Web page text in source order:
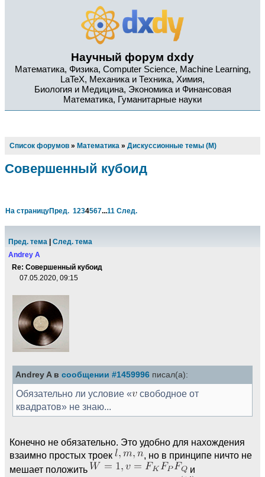
Научный форум dxdy
Математика, Физика, Computer Science, Machine Learning,
LaTeX, Механика и Техника, Химия,
Биология и Медицина, Экономика и Финансовая
Математика, Гуманитарные науки
Список форумов » Математика » Дискуссионные темы (М)
Совершенный кубоид
На страницуПред. 1234567...11 След.
Пред. тема
След. тема
Andrey A
Re: Совершенный кубоид
07.05.2020, 09:15
Andrey A в сообщении #1459996 писал(а):
Обязательно ли условие «
свободное от
квадратов» не знаю...
Конечно не обязательно. Это удобно для нахождения
взаимно простых троек
, но в принципе ничто не
мешает положить
и